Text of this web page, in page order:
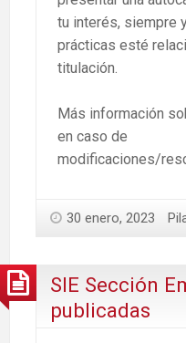
tu interés, siempre
prácticas esté
titulación.
Más información
en caso de
modificaciones/
30 enero, 2023
SIE Sección
publicadas